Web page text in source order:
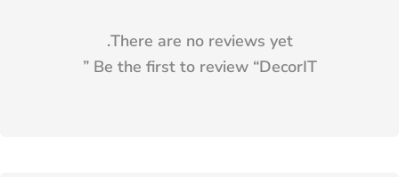
There are no reviews yet.
Be the first to review “DecorIT
”